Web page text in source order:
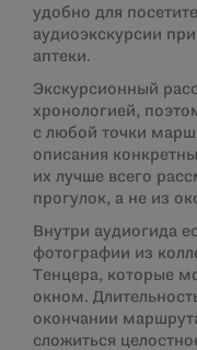
удобно для
аудиоэкскурсии
аптеки.
Экскурсионный
хронологией,
с любой точки
описания
их лучше всего
прогулок, а не из
Внутри аудиогида
фотографии из
Тенцера, которые
окном.
окончании
сложиться